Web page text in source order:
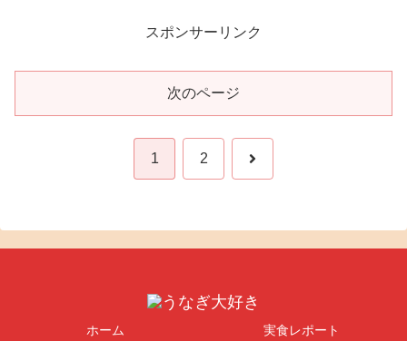
スポンサーリンク
次のページ
1 2 次
ホーム 実食レポート